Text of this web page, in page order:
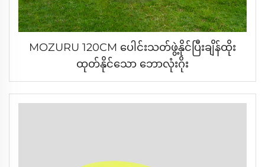
MOZURU 120CM ပေါင်းသတ်ဖွဲ့နိုင်ပြီးချိန်ထိုး
ထုတ်နိုင်သော ဘောလုံးဂိုး